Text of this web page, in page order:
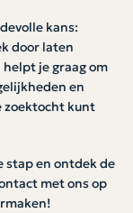
kans:
door laten
je graag om
en
zoektocht kunt
stap en ontdek de
met ons op